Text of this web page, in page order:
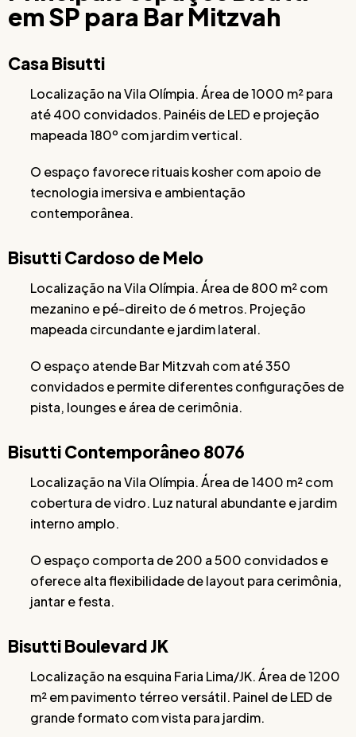
em SP para Bar Mitzvah
Casa Bisutti
Localização na Vila Olímpia. Área de 1000 m² para
até 400 convidados. Painéis de LED e projeção
mapeada 180º com jardim vertical.
O espaço favorece rituais kosher com apoio de
tecnologia imersiva e ambientação
contemporânea.
Bisutti Cardoso de Melo
Localização na Vila Olímpia. Área de 800 m² com
mezanino e pé-direito de 6 metros. Projeção
mapeada circundante e jardim lateral.
O espaço atende Bar Mitzvah com até 350
convidados e permite diferentes configurações de
pista, lounges e área de cerimônia.
Bisutti Contemporâneo 8076
Localização na Vila Olímpia. Área de 1400 m² com
cobertura de vidro. Luz natural abundante e jardim
interno amplo.
O espaço comporta de 200 a 500 convidados e
oferece alta flexibilidade de layout para cerimônia,
jantar e festa.
Bisutti Boulevard JK
Localização na esquina Faria Lima/JK. Área de 1200
m² em pavimento térreo versátil. Painel de LED de
grande formato com vista para jardim.